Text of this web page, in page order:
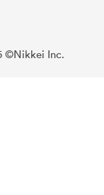
©Nikkei Inc.